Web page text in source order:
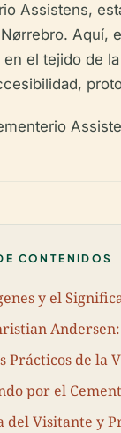
Assistens,
Aquí,
el tejido de
CONTENIDOS
y el
Prácticos de la
por el
del Visitante y